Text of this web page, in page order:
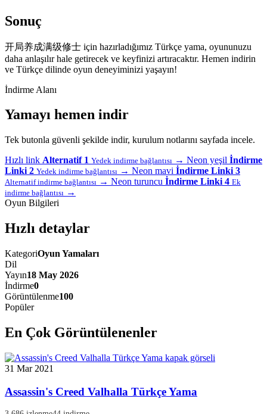
Sonuç
开局养成满级修士 için hazırladığımız Türkçe yama, oyununuzu
daha anlaşılır hale getirecek ve keyfinizi artıracaktır. Hemen indirin
ve Türkçe dilinde oyun deneyiminizi yaşayın!
İndirme Alanı
Yamayı hemen indir
Tek butonla güvenli şekilde indir, kurulum notlarını sayfada incele.
Hızlı link Alternatif 1 Yedek indirme bağlantısı → Neon yeşil İndirme
Linki 2 Yedek indirme bağlantısı → Neon mavi İndirme Linki 3
Alternatif indirme bağlantısı → Neon turuncu İndirme Linki 4 Ek
indirme bağlantısı →
Oyun Bilgileri
Hızlı detaylar
KategoriOyun Yamaları
Dil
Yayın18 May 2026
İndirme0
Görüntülenme100
Popüler
En Çok Görüntülenenler
31 Mar 2021
Assassin's Creed Valhalla Türkçe Yama